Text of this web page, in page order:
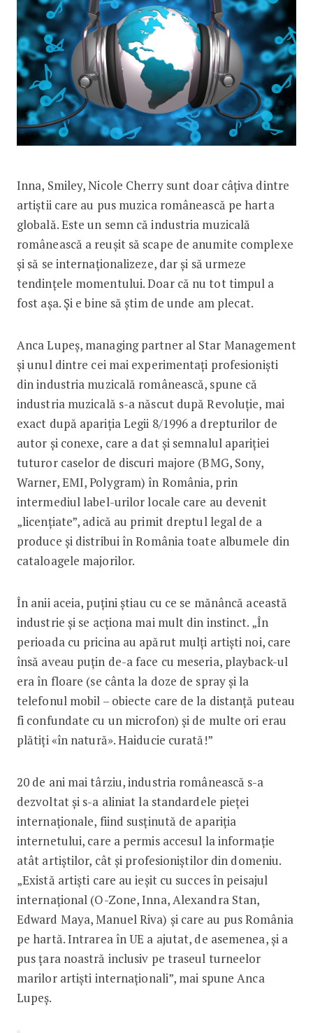
Inna, Smiley, Nicole Cherry sunt doar câțiva dintre
artiștii care au pus muzica românească pe harta
globală. Este un semn că industria muzicală
românească a reușit să scape de anumite complexe
și să se internaționalizeze, dar și să urmeze
tendințele momentului. Doar că nu tot timpul a
fost așa. Și e bine să știm de unde am plecat.
Anca Lupeș, managing partner al Star Ma­nagement
și unul dintre cei mai experimentați profesioniști
din industria muzicală românească, spune că
industria muzicală s-a născut după Revoluție, mai
exact după apariția Legii 8/1996 a drepturilor de
autor și conexe, care a dat și semnalul apariției
tuturor caselor de discuri majore (BMG, Sony,
Warner, EMI, Poly­gram) în România, prin
intermediul label-urilor locale care au devenit
„licențiate”, adică au primit dreptul legal de a
produce și distribui în România toate albumele din
cataloagele majorilor.
În anii aceia, puțini știau cu ce se mănâncă această
industrie și se acționa mai mult din instinct. „În
perioada cu pricina au apărut mulți artiști noi, care
însă aveau puțin de-a face cu meseria, playback-ul
era în floare (se cânta la doze de spray și la
telefonul mobil – obiecte care de la distanță puteau
fi confundate cu un microfon) și de multe ori erau
plătiți «în natură». Haiducie curată!”
20 de ani mai târziu, industria românească s-a
dezvoltat și s-a aliniat la standardele pieței
internaționale, fiind susținută de apariția
internetului, care a permis accesul la informație
atât artiștilor, cât și profesioniștilor din domeniu.
„Există artiști care au ieșit cu succes în peisajul
internațional (O-Zone, Inna, Alexandra Stan,
Edward Maya, Manuel Riva) și care au pus România
pe hartă. Intrarea în UE a ajutat, de asemenea, și a
pus țara noastră inclusiv pe traseul turneelor
marilor artiști internaționali”, mai spune Anca
Lupeș.